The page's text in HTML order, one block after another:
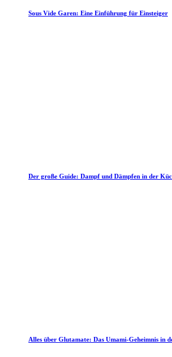
Sous Vide Garen: Eine Einführung für Einsteiger
Der große Guide: Dampf und Dämpfen in der
Alles über Glutamate: Das Umami-Geheimnis in